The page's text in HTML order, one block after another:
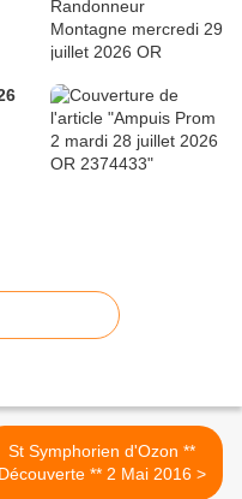
St Symphorien d'Ozon **
Découverte ** 2 Mai 2016 >